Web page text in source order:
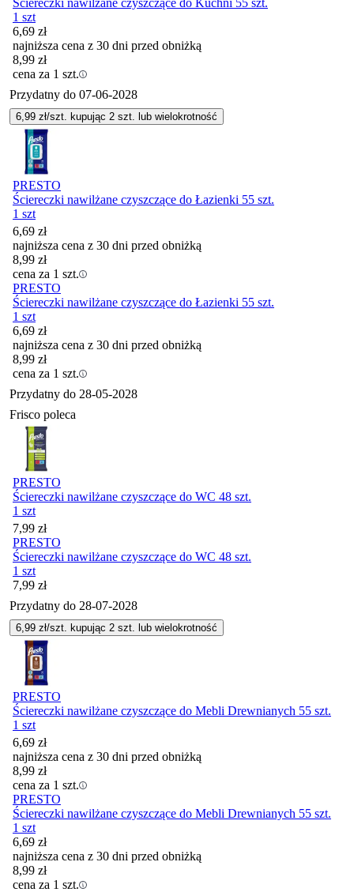
Ściereczki nawilżane czyszczące do Kuchni 55 szt.
1 szt
6,69 zł
najniższa cena z 30 dni przed obniżką
8,99 zł
cena za 1 szt.
Przydatny do 07-06-2028
6,99 zł/szt. kupując 2 szt. lub wielokrotność
PRESTO
Ściereczki nawilżane czyszczące do Łazienki 55 szt.
1 szt
6,69 zł
najniższa cena z 30 dni przed obniżką
8,99 zł
cena za 1 szt.
PRESTO
Ściereczki nawilżane czyszczące do Łazienki 55 szt.
1 szt
6,69 zł
najniższa cena z 30 dni przed obniżką
8,99 zł
cena za 1 szt.
Przydatny do 28-05-2028
Frisco poleca
PRESTO
Ściereczki nawilżane czyszczące do WC 48 szt.
1 szt
Cena
7,99 zł
PRESTO
Ściereczki nawilżane czyszczące do WC 48 szt.
1 szt
Cena
7,99 zł
Przydatny do 28-07-2028
6,99 zł/szt. kupując 2 szt. lub wielokrotność
PRESTO
Ściereczki nawilżane czyszczące do Mebli Drewnianych 55 szt.
1 szt
6,69 zł
najniższa cena z 30 dni przed obniżką
8,99 zł
cena za 1 szt.
PRESTO
Ściereczki nawilżane czyszczące do Mebli Drewnianych 55 szt.
1 szt
6,69 zł
najniższa cena z 30 dni przed obniżką
8,99 zł
cena za 1 szt.